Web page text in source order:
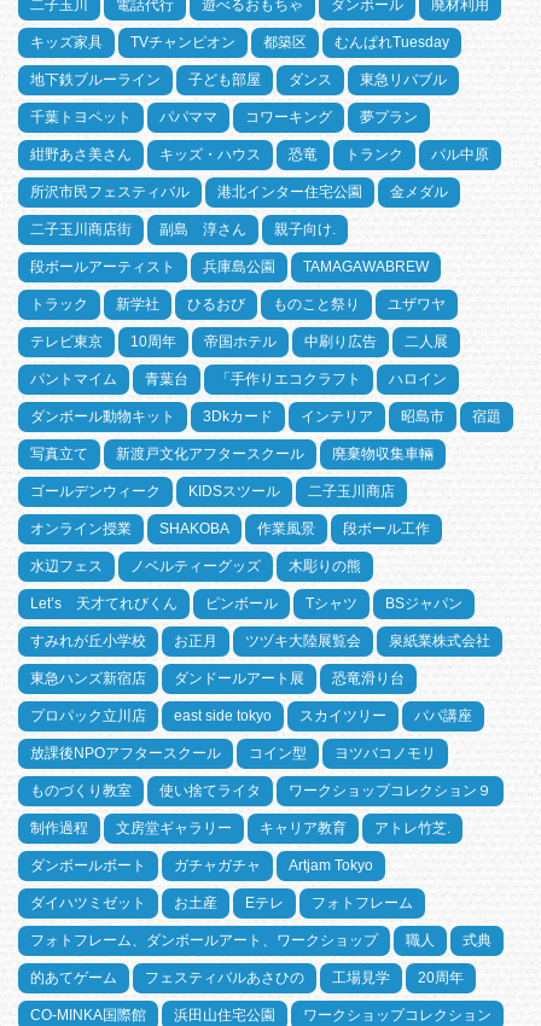
二子玉川 電話代行 遊べるおもちゃ ダンボール 廃材利用
キッズ家具 TVチャンピオン 都築区 むんぱれTuesday
地下鉄ブルーライン 子ども部屋 ダンス 東急リバブル
千葉トヨペット パパママ コワーキング 夢プラン
紺野あさ美さん キッズ・ハウス 恐竜 トランク パル中原
所沢市民フェスティバル 港北インター住宅公園 金メダル
二子玉川商店街 副島 淳さん 親子向け.
段ボールアーティスト 兵庫島公園 TAMAGAWABREW
トラック 新学社 ひるおび ものこと祭り ユザワヤ
テレビ東京 10周年 帝国ホテル 中刷り広告 二人展
パントマイム 青葉台 「手作りエコクラフト ハロイン
ダンボール動物キット 3Dkカード インテリア 昭島市 宿題
写真立て 新渡戸文化アフタースクール 廃棄物収集車輛
ゴールデンウィーク KIDSスツール 二子玉川商店
オンライン授業 SHAKOBA 作業風景 段ボール工作
水辺フェス ノベルティーグッズ 木彫りの熊
Let’s 天才てれびくん ピンボール Tシャツ BSジャパン
すみれが丘小学校 お正月 ツヅキ大陸展覧会 泉紙業株式会社
東急ハンズ新宿店 ダンドールアート展 恐竜滑り台
プロパック立川店 east side tokyo スカイツリー パパ講座
放課後NPOアフタースクール コイン型 ヨツバコノモリ
ものづくり教室 使い捨てライタ ワークショップコレクション９
制作過程 文房堂ギャラリー キャリア教育 アトレ竹芝.
ダンボールボート ガチャガチャ Artjam Tokyo
ダイハツミゼット お土産 Eテレ フォトフレーム
フォトフレーム、ダンボールアート、ワークショップ 職人 式典
的あてゲーム フェスティバルあさひの 工場見学 20周年
CO-MINKA国際館 浜田山住宅公園 ワークショップコレクション